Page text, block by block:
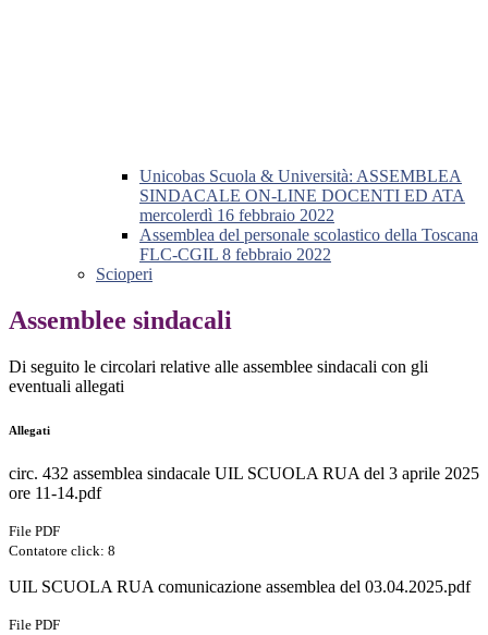
Unicobas Scuola & Università: ASSEMBLEA
SINDACALE ON-LINE DOCENTI ED ATA
mercolerdì 16 febbraio 2022
Assemblea del personale scolastico della Toscana
FLC-CGIL 8 febbraio 2022
Scioperi
Assemblee sindacali
Di seguito le circolari relative alle assemblee sindacali con gli
eventuali allegati
Allegati
circ. 432 assemblea sindacale UIL SCUOLA RUA del 3 aprile 2025
ore 11-14.pdf
File PDF
Contatore click: 8
UIL SCUOLA RUA comunicazione assemblea del 03.04.2025.pdf
File PDF